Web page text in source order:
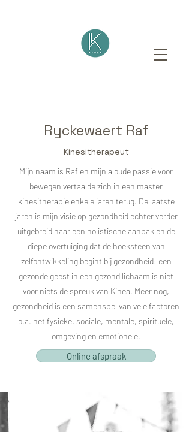
Ryckewaert Raf
Kinesitherapeut
Mijn naam is Raf en mijn aloude passie voor
bewegen vertaalde zich in een master
kinesitherapie enkele jaren terug. De laatste
jaren is mijn visie op gezondheid echter verder
uitgebreid naar een holistische aanpak en de
diepe overtuiging dat de hoeksteen van
zelfontwikkeling begint bij gezondheid: een
gezonde geest in een gezond lichaam is niet
voor niets de spreuk van Kinea. Meer nog,
gezondheid is een samenspel van vele factoren
o.a. het fysieke, sociale, mentale, spirituele,
omgeving en emotionele.
Online afspraak